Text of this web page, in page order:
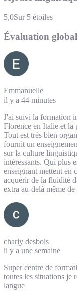
5,0Sur 5 étoiles
Évaluation
Emmanuelle
il y a 44 minutes
J'ai suivi la formation
Florence en Italie et la
Tout est très bien
fournit un
sur la culture
intéressants. Qui plus
enseignant mettent en
acquérir de la fluidité
extra au-delà même de
charly desbois
il y a une semaine
Super centre de
toutes les situations je
langue